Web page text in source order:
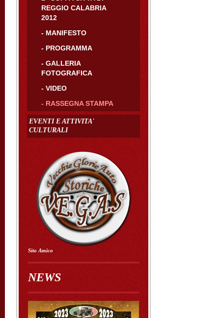
REGGIO CALABRIA
2012
- MANIFESTO
- PROGRAMMA
- GALLERIA
FOTOGRAFICA
- VIDEO
- RASSEGNA STAMPA
EVENTI E ATTIVITA'
CULTURALI
Sito Amico
NEWS